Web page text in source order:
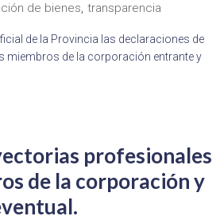
de bienes, transparencia
de la Provincia las declaraciones de
miembros de la corporación entrante y
profesionales
de la corporación y